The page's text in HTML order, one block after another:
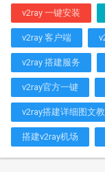
v2ray 一键安装
v2ray 客户端
v2ray 搭建服务
v2ray官方一键
v2ray搭建详细图文
搭建v2ray机场